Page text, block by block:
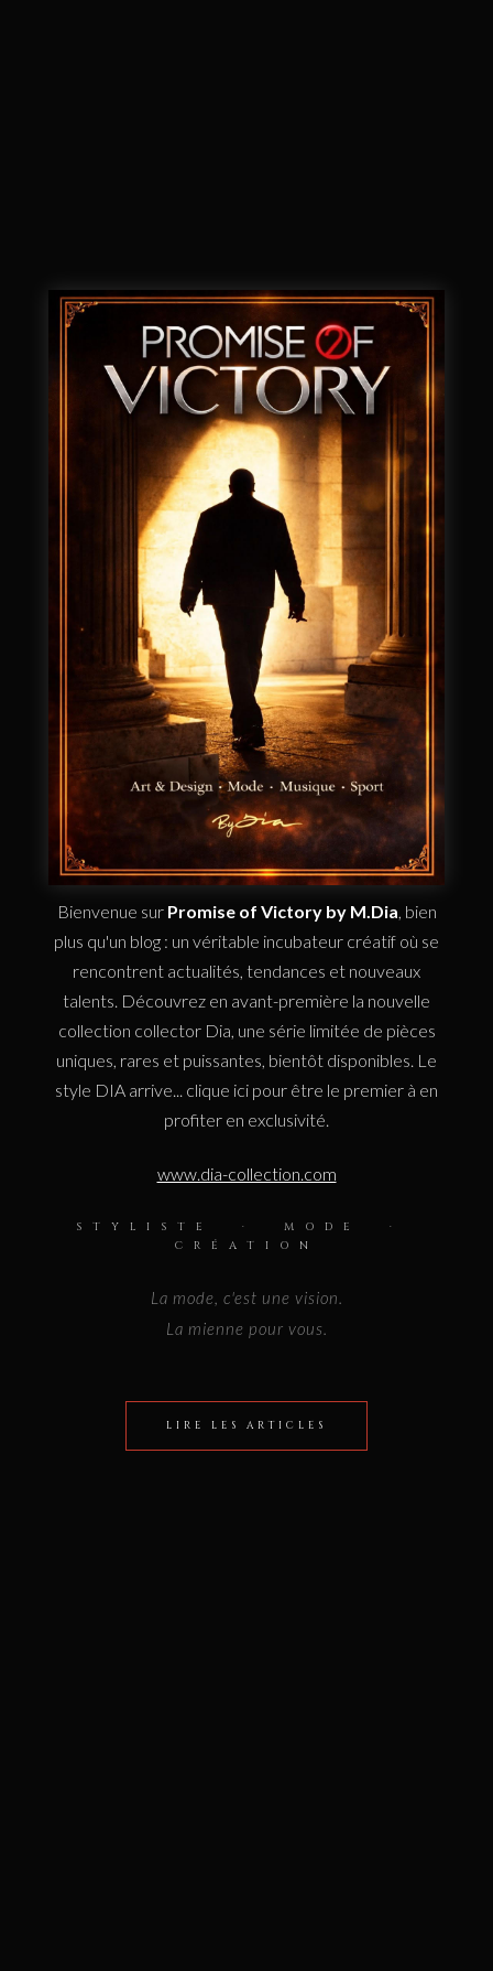
Bienvenue sur Promise of Victory by M.Dia, bien
plus qu'un blog : un véritable incubateur créatif où se
rencontrent actualités, tendances et nouveaux
talents. Découvrez en avant-première la nouvelle
collection collector Dia, une série limitée de pièces
uniques, rares et puissantes, bientôt disponibles. Le
style DIA arrive... clique ici pour être le premier à en
profiter en exclusivité.
www.dia-collection.com
STYLISTE · MODE ·
CRÉATION
La mode, c'est une vision.
La mienne pour vous.
LIRE LES ARTICLES